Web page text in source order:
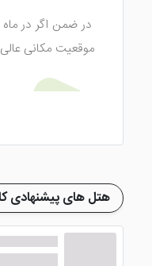
در ضمن اگر در
موقعیت مکانی
صورت تعداد نفرات
هتل های پیشنهادی